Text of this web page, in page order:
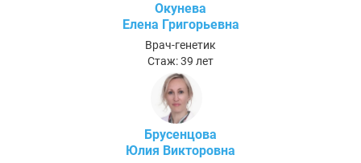
Окунева
Елена Григорьевна
Врач-генетик
Стаж: 39 лет
Брусенцова
Юлия Викторовна